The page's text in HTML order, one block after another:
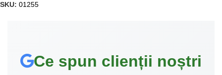
SKU: 01255
Ce spun clienții noștri